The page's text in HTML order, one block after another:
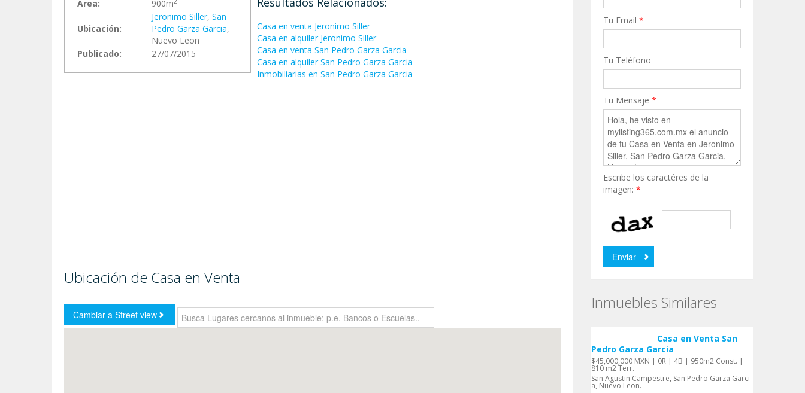
Área:
900m
Ubicación:
Jeronimo Siller, San
Pedro Garza Garci­a,
Nuevo Leon
Publicado:
27/07/2015
Casa en venta Jeronimo Siller
Casa en alquiler Jeronimo Siller
Casa en venta San Pedro Garza Garci­a
Casa en alquiler San Pedro Garza Garci­a
Inmobiliarias en San Pedro Garza Garci­a
Ubicación de Casa en Venta
Tu Email *
Tu Teléfono
Tu Mensaje *
Escribe los caractéres de la
imagen: *
Inmuebles Similares
Casa en Venta San
Pedro Garza Garci­a
$45,000,000 MXN | 0R | 4B | 950m2 Const. |
810 m2 Terr.
San Agustin Campestre, San Pedro Garza Garci­
a, Nuevo Leon.